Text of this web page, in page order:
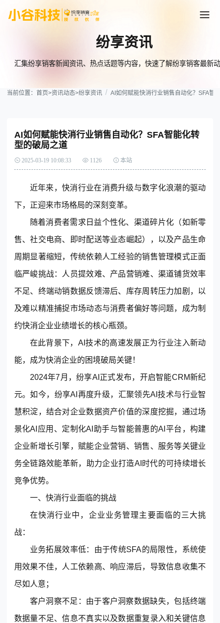
18929299059
(每天：8:00 — 22:00 全年无休)
© 2013-2023 scrm.com All Rights Reserved
纷享资讯
汇集纷享销客新闻资讯、热点话题等内容，快速了解纷享销客最新
当前位置：首页>资讯动态>纷享资讯 AI如何赋能快消行业销售自动化？SFA智
AI如何赋能快消行业销售自动化？SFA智能化转
型的破局之道
2025-03-19 10:08:33 1126 本站
近年来，快消行业在消费升级与数字化浪潮的驱动
下，正迎来市场格局的深刻变革。
随着消费者需求日益个性化、渠道碎片化（如新零
售、社交电商、即时配送等业态崛起），以及产品生命
周期显著缩短，传统依赖人工经验的销售管理模式正面
临严峻挑战：人员提效难、产品营销难、渠道铺货效率
不足、终端动销数据反馈滞后、库存周转压力加剧，以
及难以精准捕捉市场动态与消费者偏好等问题，成为制
约快消企业业绩增长的核心瓶颈。
在此背景下，AI技术的高速发展正为行业注入新动
能，成为快消企业的困境破局关键！
2024年7月，纷享AI正式发布，开启智能CRM新纪
元。如今，纷享AI再度升级，汇聚领先AI技术与行业智
慧积淀，结合对企业数据资产价值的深度挖掘，通过场
景化AI应用、定制化AI助手与智能普惠的AI平台，构建
企业新增长引擎，赋能企业营销、销售、服务等关键业
务全链路效能革新，助力企业打造AI时代的可持续增长
竞争优势。
一、快消行业面临的挑战
在快消行业中，企业业务管理主要面临的三大挑
战：
业务拓展效率低：由于传统SFA的局限性，系统使
用效果不佳，人工依赖高、响应滞后，导致信息收集不
尽如人意；
客户洞察不足：由于客户洞察数据缺失，包括终端
数据量不足、信息不真实以及数据重复录入和关键信息